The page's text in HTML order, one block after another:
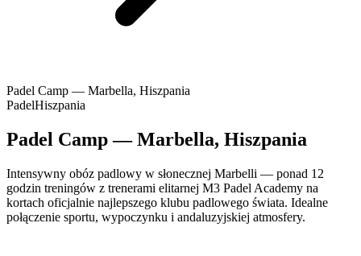
Padel Camp — Marbella, Hiszpania
PadelHiszpania
Padel Camp — Marbella, Hiszpania
Intensywny obóz padlowy w słonecznej Marbelli — ponad 12
godzin treningów z trenerami elitarnej M3 Padel Academy na
kortach oficjalnie najlepszego klubu padlowego świata. Idealne
połączenie sportu, wypoczynku i andaluzyjskiej atmosfery.